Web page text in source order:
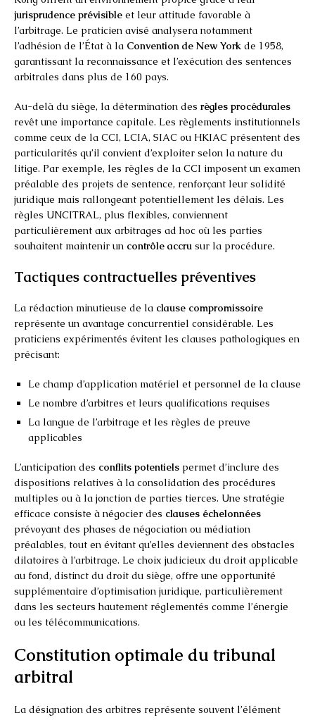
jurisprudence prévisible et leur attitude favorable à
l’arbitrage. Le praticien avisé analysera notamment
l’adhésion de l’État à la Convention de New York de 1958,
garantissant la reconnaissance et l’exécution des sentences
arbitrales dans plus de 160 pays.
Au-delà du siège, la détermination des règles procédurales
revêt une importance capitale. Les règlements institutionnels
comme ceux de la CCI, LCIA, SIAC ou HKIAC présentent des
particularités qu’il convient d’exploiter selon la nature du
litige. Par exemple, les règles de la CCI imposent un examen
préalable des projets de sentence, renforçant leur solidité
juridique mais rallongeant potentiellement les délais. Les
règles UNCITRAL, plus flexibles, conviennent
particulièrement aux arbitrages ad hoc où les parties
souhaitent maintenir un contrôle accru sur la procédure.
Tactiques contractuelles préventives
La rédaction minutieuse de la clause compromissoire
représente un avantage concurrentiel considérable. Les
praticiens expérimentés évitent les clauses pathologiques en
précisant:
Le champ d’application matériel et personnel de la clause
Le nombre d’arbitres et leurs qualifications requises
La langue de l’arbitrage et les règles de preuve
applicables
L’anticipation des conflits potentiels permet d’inclure des
dispositions relatives à la consolidation des procédures
multiples ou à la jonction de parties tierces. Une stratégie
efficace consiste à négocier des clauses échelonnées
prévoyant des phases de négociation ou médiation
préalables, tout en évitant qu’elles deviennent des obstacles
dilatoires à l’arbitrage. Le choix judicieux du droit applicable
au fond, distinct du droit du siège, offre une opportunité
supplémentaire d’optimisation juridique, particulièrement
dans les secteurs hautement réglementés comme l’énergie
ou les télécommunications.
Constitution optimale du tribunal
arbitral
La désignation des arbitres représente souvent l’élément